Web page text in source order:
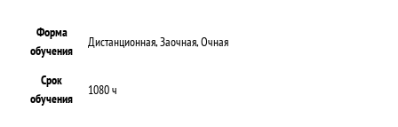
Форма
обучения
Дистанционная, Заочная, Очная
Срок
обучения
1080 ч